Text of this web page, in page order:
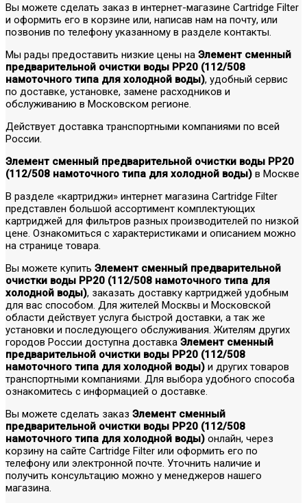
Вы можете сделать заказ в интернет-магазине Cartridge Filter
и оформить его в корзине или, написав нам на почту, или
позвонив по телефону указанному в разделе контакты.
Мы рады предоставить низкие цены на Элемент сменный
предварительной очистки воды РР20 (112/508
намоточного типа для холодной воды), удобный сервис
по доставке, установке, замене расходников и
обслуживанию в Московском регионе.
Действует доставка транспортными компаниями по всей
России.
Элемент сменный предварительной очистки воды РР20
(112/508 намоточного типа для холодной воды) в Москве
В разделе «картриджи» интернет магазина Cartridge Filter
представлен большой ассортимент комплектующих
картриджей для фильтров разных производителей по низкой
цене. Ознакомиться с характеристиками и описанием можно
на странице товара.
Вы можете купить Элемент сменный предварительной
очистки воды РР20 (112/508 намоточного типа для
холодной воды), заказать доставку картриджей удобным
для вас способом. Для жителей Москвы и Московской
области действует услуга быстрой доставки, а так же
установки и последующего обслуживания. Жителям других
городов России доступна доставка Элемент сменный
предварительной очистки воды РР20 (112/508
намоточного типа для холодной воды) и других товаров
транспортными компаниями. Для выбора удобного способа
ознакомитесь с информацией о доставке.
Вы можете сделать заказ Элемент сменный
предварительной очистки воды РР20 (112/508
намоточного типа для холодной воды) онлайн, через
корзину на сайте Cartridge Filter или оформить его по
телефону или электронной почте. Уточнить наличие и
получить консультацию можно у менеджеров нашего
магазина.